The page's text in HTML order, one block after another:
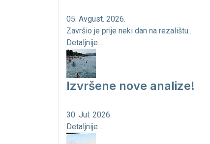
05. Avgust. 2026.
Završio je prije neki dan na rezalištu...
Detaljnije...
Izvršene nove analize!
30. Jul. 2026.
Detaljnije...